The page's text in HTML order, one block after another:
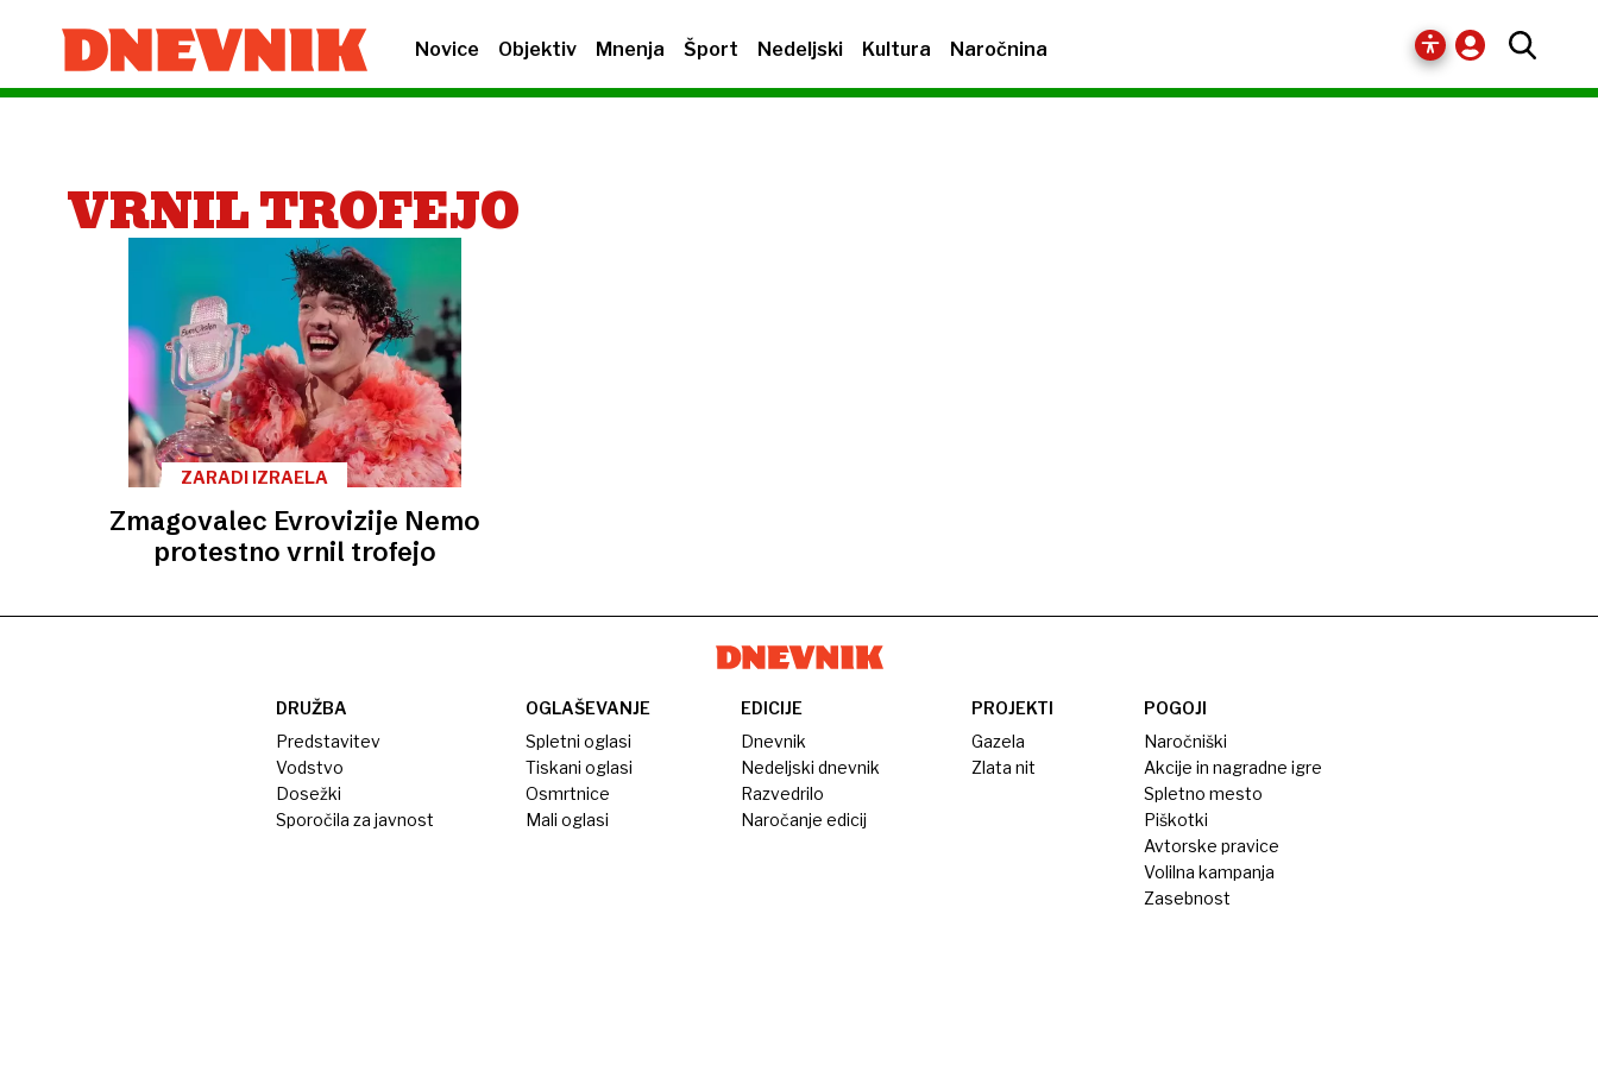
Novice Objektiv Mnenja Šport Nedeljski Kultura Naročnina
VRNIL TROFEJO
ZARADI IZRAELA
Zmagovalec Evrovizije Nemo
protestno vrnil trofejo
DRUŽBA
Predstavitev
Vodstvo
Dosežki
Sporočila za javnost
OGLAŠEVANJE
Spletni oglasi
Tiskani oglasi
Osmrtnice
Mali oglasi
EDICIJE
Dnevnik
Nedeljski dnevnik
Razvedrilo
Naročanje edicij
PROJEKTI
Gazela
Zlata nit
POGOJI
Naročniški
Akcije in nagradne igre
Spletno mesto
Piškotki
Avtorske pravice
Volilna kampanja
Zasebnost